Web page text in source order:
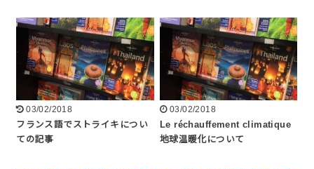
03/02/2018
フランス語でストライキについ
ての記事
03/02/2018
Le réchauffement climatique
地球温暖化について